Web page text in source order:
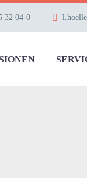
32 04-0